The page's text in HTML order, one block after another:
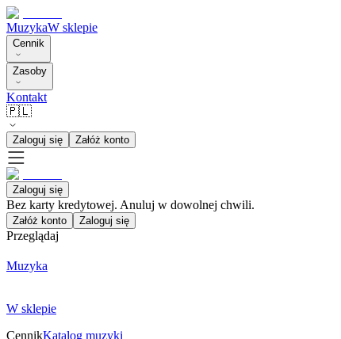
MuzykaW sklepie
Cennik
Zasoby
Kontakt
🇵🇱
Zaloguj się Załóż konto
Zaloguj się
Bez karty kredytowej. Anuluj w dowolnej chwili.
Załóż konto Zaloguj się
Przeglądaj
Muzyka
W sklepie
CennikKatalog muzyki